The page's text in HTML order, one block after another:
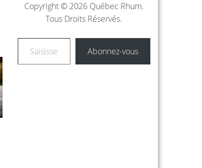
Copyright © 2026 Québec Rhum.
Tous Droits Réservés.
Abonnez-vous